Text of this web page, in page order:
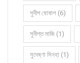
সুদীপ ঘোষাল (6)
সুদীপ্ত মাজি (1)
সুদেষ্ণা সিনহা (1)